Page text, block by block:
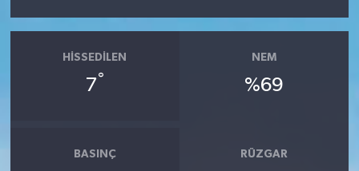
HISSEDILEN
7°
NEM
%69
BASINÇ RÜZGAR